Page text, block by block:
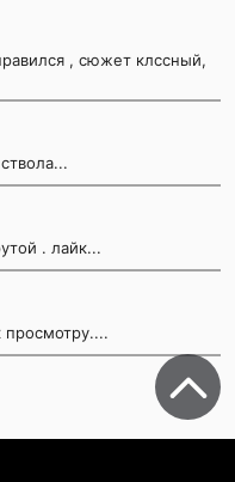
, сюжет клссный,
. лайк...